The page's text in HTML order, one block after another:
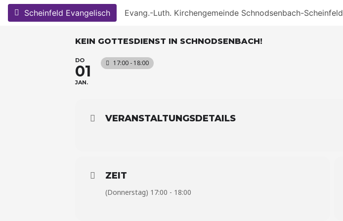
Skip
Scheinfeld Evangelisch Evang.-Luth. Kirchengemeinde Schnodsenbach-Scheinfeld
KEIN GOTTESDIENST IN SCHNODSENBACH!
DO
01
JAN.
17:00 - 18:00
VERANSTALTUNGSDETAILS
ZEIT
(Donnerstag) 17:00 - 18:00